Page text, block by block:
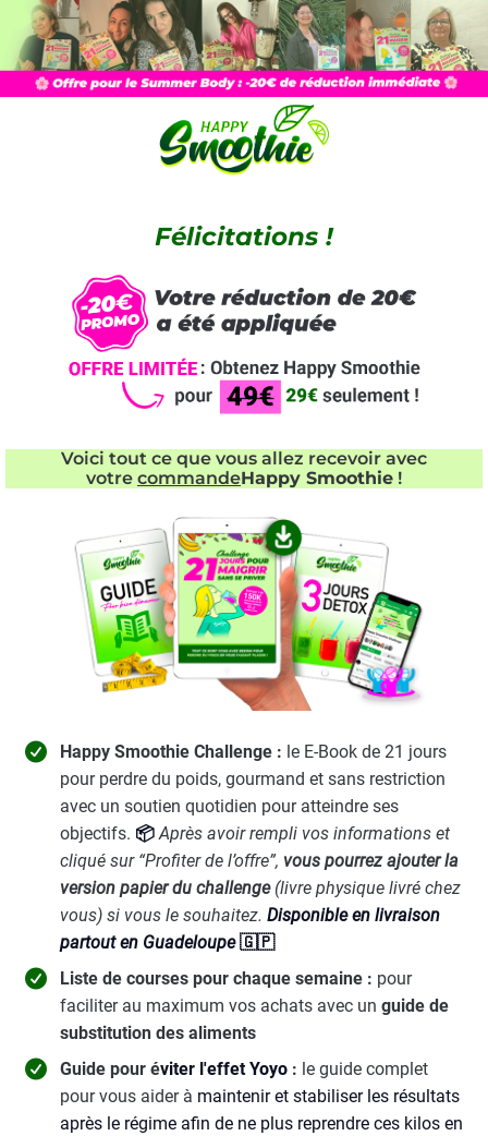
Félicitations !
Voici tout ce que vous allez recevoir avec
votre commandeHappy Smoothie !
Happy Smoothie Challenge : le E-Book de 21 jours
pour perdre du poids, gourmand et sans restriction
avec un soutien quotidien pour atteindre ses
objectifs. 📦Après avoir rempli vos informations et
cliqué sur “Profiter de l’offre”, vous pourrez ajouter la
version papier du challenge(livre physique livré chez
vous) si vous le souhaitez. Disponible en livraison
partout en Guadeloupe🇬🇵
Liste de courses pour chaque semaine : pour
faciliter au maximum vos achats avec un guide de
substitution des aliments
Guide pour éviter l'effet Yoyo : le guide complet
pour vous aider à maintenir et stabiliser les résultats
après le régime afin de ne plus reprendre ces kilos en